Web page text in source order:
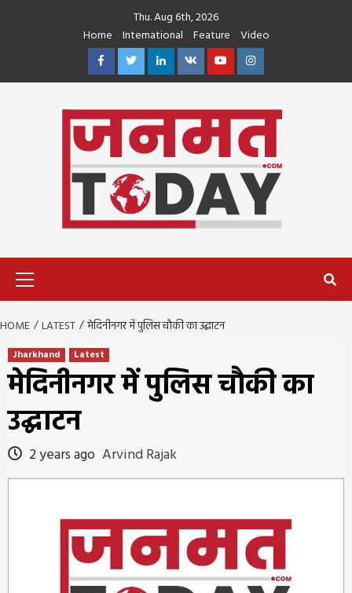
Thu. Aug 6th, 2026
Home
International Feature
Video
FacebookTwitterLinkedin
VK YoutubeInstagram
HOME LATEST मेदिनीनगर में पुलिस चौकी का उद्घाटन
Jharkhand Latest
मेदिनीनगर में पुलिस चौकी का
उद्घाटन
2 years ago Arvind Rajak